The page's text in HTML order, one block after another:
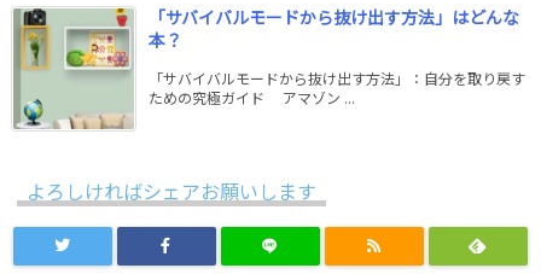
「サバイバルモードから抜け出す方法」はどんな
本？
「サバイバルモードから抜け出す方法」：自分を取り戻す
ための究極ガイド アマゾン ...
よろしければシェアお願いします